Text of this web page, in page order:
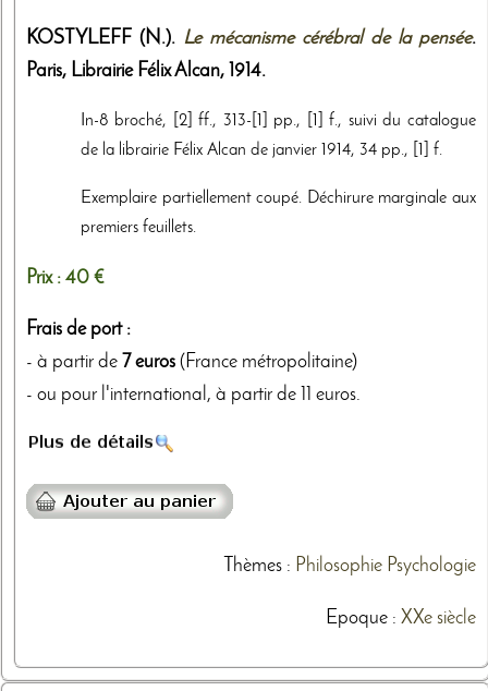
KOSTYLEFF (N.). Le mécanisme cérébral de la pensée.
Paris, Librairie Félix Alcan, 1914.
In-8 broché, [2] ff., 313-[1] pp., [1] f., suivi du catalogue
de la librairie Félix Alcan de janvier 1914, 34 pp., [1] f.
Exemplaire partiellement coupé. Déchirure marginale aux
premiers feuillets.
Prix : 40 €
Frais de port :
- à partir de 7 euros (France métropolitaine)
- ou pour l'international, à partir de 11 euros.
Thèmes: Philosophie Psychologie
Epoque : XXe siècle